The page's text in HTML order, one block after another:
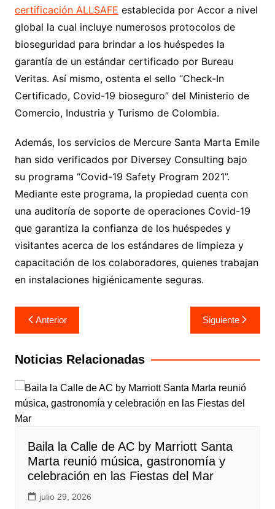
certificación ALLSAFE establecida por Accor a nivel
global la cual incluye numerosos protocolos de
bioseguridad para brindar a los huéspedes la
garantía de un estándar certificado por Bureau
Veritas. Así mismo, ostenta el sello “Check-In
Certificado, Covid-19 bioseguro” del Ministerio de
Comercio, Industria y Turismo de Colombia.
Además, los servicios de Mercure Santa Marta Emile
han sido verificados por Diversey Consulting bajo
su programa “Covid-19 Safety Program 2021”.
Mediante este programa, la propiedad cuenta con
una auditoría de soporte de operaciones Covid-19
que garantiza la confianza de los huéspedes y
visitantes acerca de los estándares de limpieza y
capacitación de los colaboradores, quienes trabajan
en instalaciones higiénicamente seguras.
Navegación
de
entradas
Anterior Siguiente
Noticias Relacionadas
Baila la Calle de AC by Marriott Santa
Marta reunió música, gastronomía y
celebración en las Fiestas del Mar
julio 29, 2026